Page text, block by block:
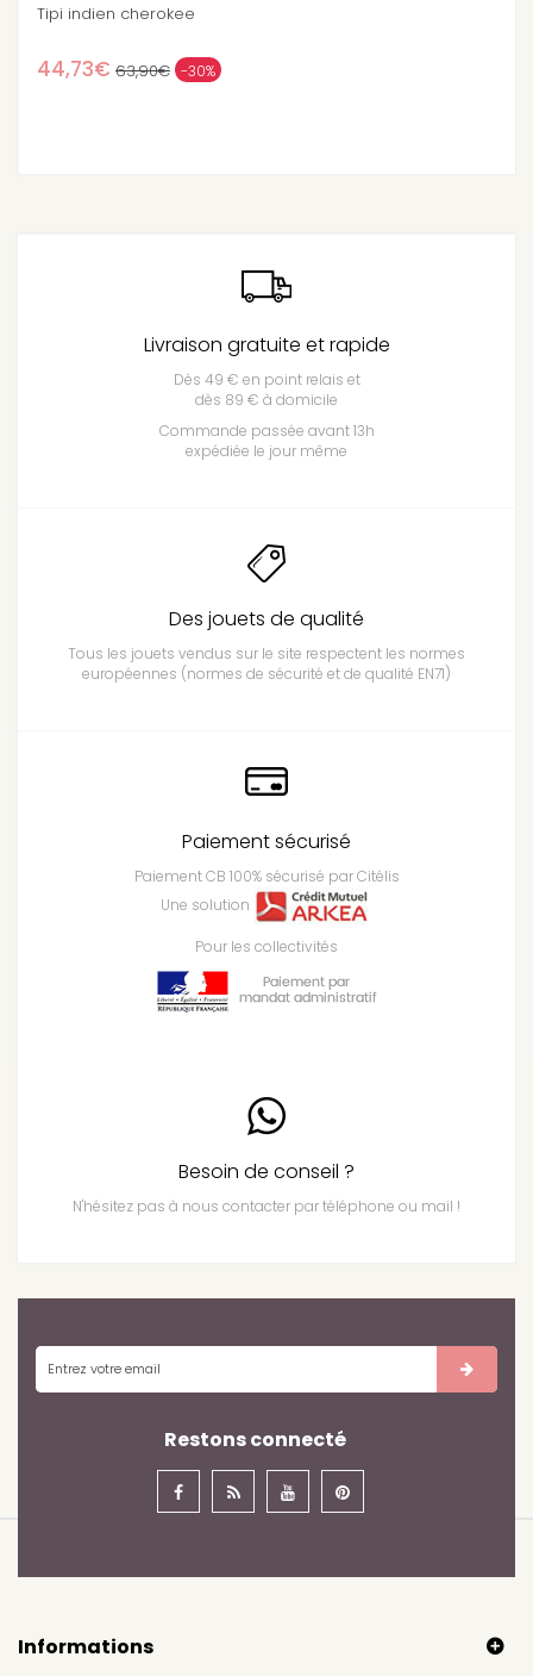
Tipi chambre de fille
44,73€63,90€
Livraison gratuite et rapide
Dès 49 € en point relais et
dès 89 € à domicile
Commande passée avant 13h
expédiée le jour même
Des jouets de qualité
Tous les jouets vendus sur le site respectent les normes
européennes (normes de sécurité et de qualité EN71)
Paiement sécurisé
Paiement CB 100% sécurisé par Citélis
Une solution
Pour les collectivités
Besoin de conseil ?
N'hésitez pas à nous contacter par téléphone ou mail !
Restons connecté
Informations